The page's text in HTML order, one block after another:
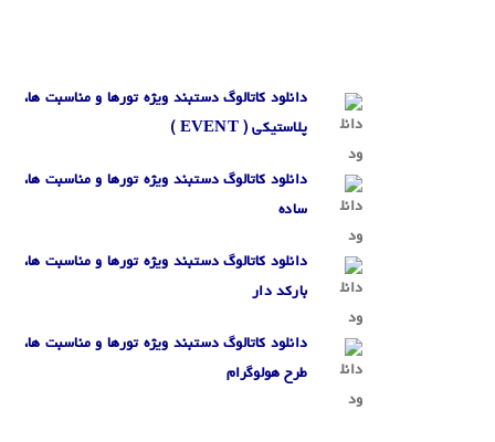
دانلود کاتالوگ دستبند ویژه تورها و مناسبت ها،
پلاستیکی (EVENT
)
دانلود کاتالوگ دستبند ویژه تورها و مناسبت ها،
ساده
دانلود کاتالوگ دستبند ویژه تورها و مناسبت ها،
بارکد دار
دانلود کاتالوگ دستبند ویژه تورها و مناسبت ها،
طرح هولوگرام